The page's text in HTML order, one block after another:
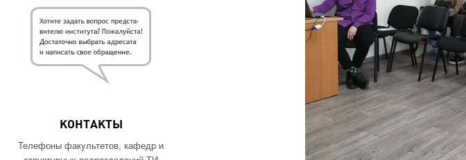
КОНТАКТЫ
Телефоны факультетов, кафедр и